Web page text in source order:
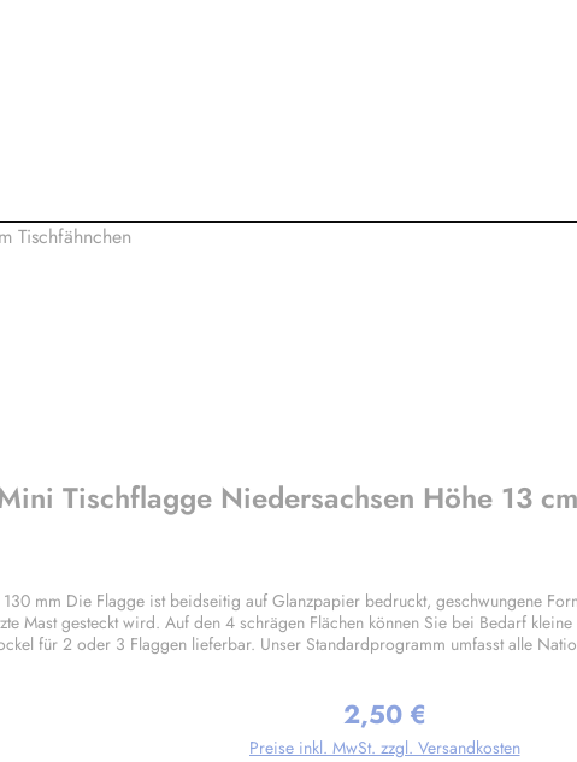
Tischflagge Niedersachsen Höhe 13
mm Die Flagge ist beidseitig auf Glanzpapier bedruckt, geschwungene
Mast gesteckt wird. Auf den 4 schrägen Flächen können Sie bei Bedarf
für 2 oder 3 Flaggen lieferbar. Unser Standardprogramm umfasst alle
Regulärer Preis:
2,50 €
Preise inkl. MwSt. zzgl. Versandkosten